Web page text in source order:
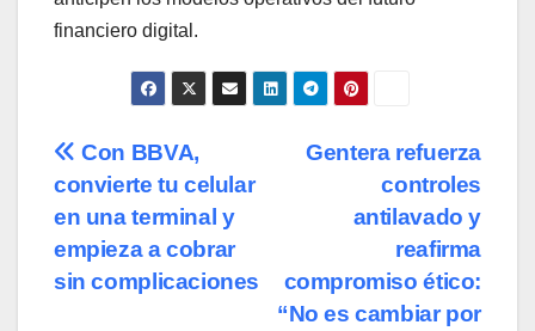
financiero digital.
Navegación
de
entradas
Gentera refuerza
controles
antilavado y
reafirma
compromiso ético:
“No es cambiar por
Con BBVA,
convierte tu celular
en una terminal y
empieza a cobrar
sin complicaciones